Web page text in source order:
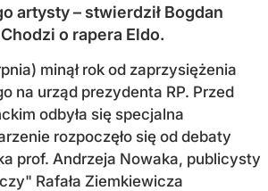
artysty – stwierdził Bogdan
o rapera Eldo.
minął rok od zaprzysiężenia
na urząd prezydenta RP. Przed
odbyła się specjalna
rozpoczęło się od debaty
prof. Andrzeja Nowaka, publicysty
Rafała Ziemkiewicza